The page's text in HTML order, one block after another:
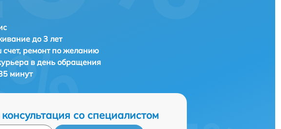
до 3 лет
ремонт по желанию
в день обращения
минут
со специалистом